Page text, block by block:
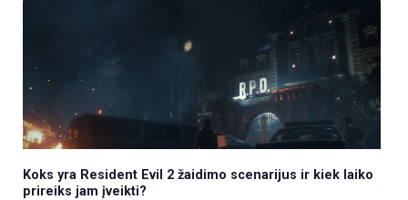
Koks yra Resident Evil 2 žaidimo scenarijus ir kiek laiko
prireiks jam įveikti?